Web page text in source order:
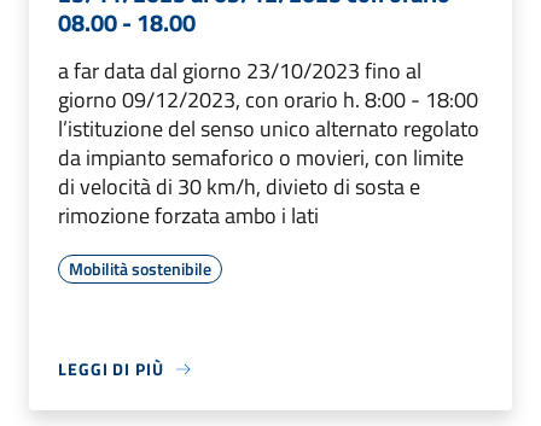
08.00 - 18.00
a far data dal giorno 23/10/2023 fino al
giorno 09/12/2023, con orario h. 8:00 - 18:00
l’istituzione del senso unico alternato regolato
da impianto semaforico o movieri, con limite
di velocità di 30 km/h, divieto di sosta e
rimozione forzata ambo i lati
Mobilità sostenibile
LEGGI DI PIÙ